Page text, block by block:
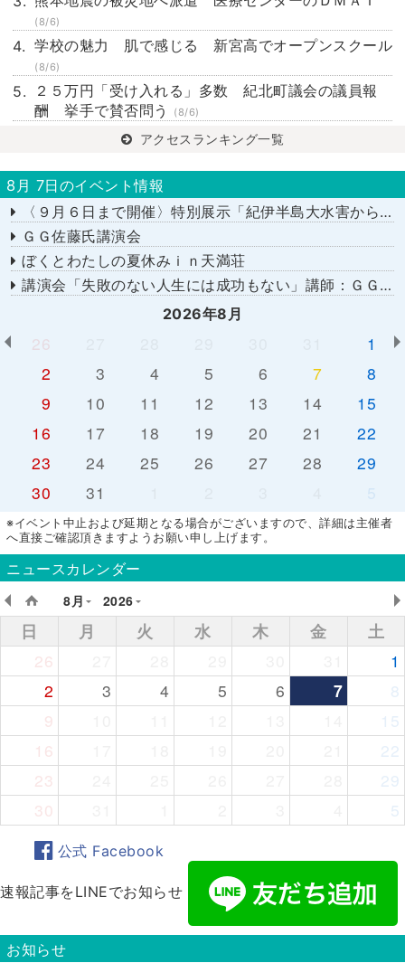
(8/6)
学校の魅力 肌で感じる 新宮高でオープンスクール
(8/6)
２５万円「受け入れる」多数 紀北町議会の議員報
酬 挙手で賛否問う
(8/6)
アクセスランキング一覧
8月 7日のイベント情報
〈９月６日まで開催〉特別展示「紀伊半島大水害から１５年－あの日を忘れない－」
ＧＧ佐藤氏講演会
ぼくとわたしの夏休みｉｎ天満荘
講演会「失敗のない人生には成功もない」講師：ＧＧ佐藤さん
2026年8月
26
1
2
3 4 5 6 7
8
9
10 11 12 13 14
15
16
17 18 19 20 21
22
23
24 25 26 27 28
29
30
31 5
※イベント中止および延期となる場合がございますので、詳細は主催者
へ直接ご確認頂きますようお願い申し上げます。
ニュースカレンダー
8月
2026
日 月 火 水 木 金
土
26
1
2
3 4 5 6 7
8
9
15
16
22
23
29
30
5
公式 Facebook
速報記事をLINEでお知らせ
お知らせ